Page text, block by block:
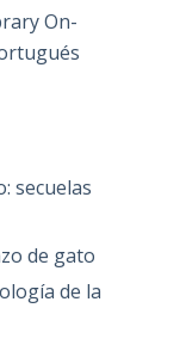
On-
secuelas
de gato
de la